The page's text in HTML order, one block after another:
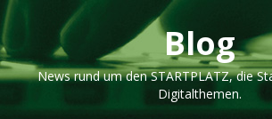
Blog
News rund um den STARTPLATZ, die
Digitalthemen.